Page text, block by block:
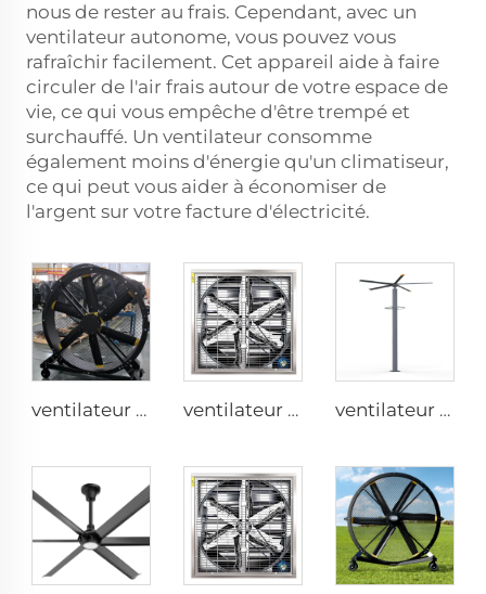
nous de rester au frais. Cependant, avec un
ventilateur autonome, vous pouvez vous
rafraîchir facilement. Cet appareil aide à faire
circuler de l'air frais autour de votre espace de
vie, ce qui vous empêche d'être trempé et
surchauffé. Un ventilateur consomme
également moins d'énergie qu'un climatiseur,
ce qui peut vous aider à économiser de
l'argent sur votre facture d'électricité.
ventilateur sur pied silencieux de 80 pouces (2000 mm) en aluminium, 220V, mobile, pour gymnases, restaurants, fermes et usines ventilateur mural industriel de 1530 mm en acier galvanisé inoxydable pour étable à vaches ventilateur géant à brumisation HVLS de 3,7 m (12 pi) avec moteur PMSM et perche verticale